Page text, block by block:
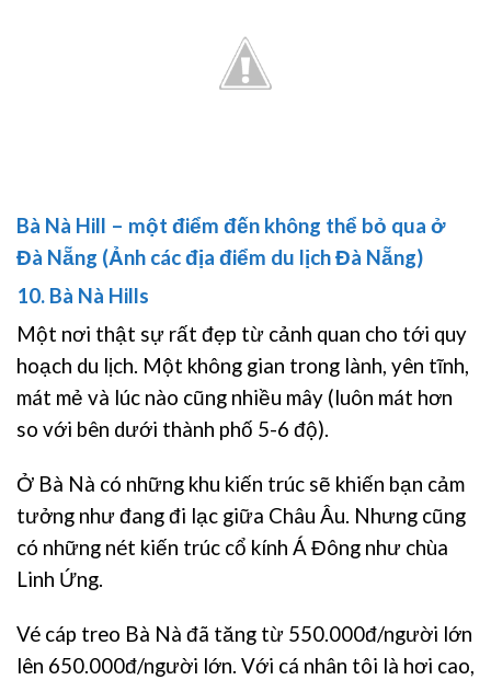
Bà Nà Hill – một điểm đến không thể bỏ qua ở
Đà Nẵng (Ảnh các địa điểm du lịch Đà Nẵng)
10. Bà Nà Hills
Một nơi thật sự rất đẹp từ cảnh quan cho tới quy
hoạch du lịch. Một không gian trong lành, yên tĩnh,
mát mẻ và lúc nào cũng nhiều mây (luôn mát hơn
so với bên dưới thành phố 5-6 độ).
Ở Bà Nà có những khu kiến trúc sẽ khiến bạn cảm
tưởng như đang đi lạc giữa Châu Âu. Nhưng cũng
có những nét kiến trúc cổ kính Á Đông như chùa
Linh Ứng.
Vé cáp treo Bà Nà đã tăng từ 550.000đ/người lớn
lên 650.000đ/người lớn. Với cá nhân tôi là hơi cao,